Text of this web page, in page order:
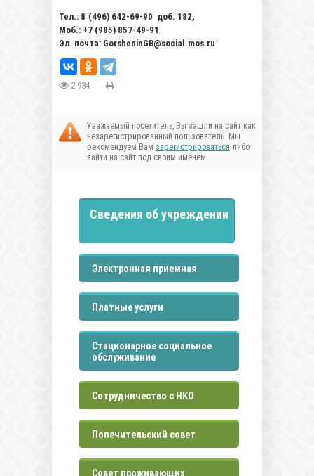
Тел.: 8 (496) 642-69-90 доб. 182,
Моб.: +7 (985) 857-49-91
Эл. почта: GorsheninGB@social.mos.ru
2 934
Уважаемый посетитель, Вы зашли на сайт как
незарегистрированный пользователь. Мы
рекомендуем Вам зарегистрироваться либо
зайти на сайт под своим именем.
Сведения об учреждении
Электронная приемная
Платные услуги
Стационарное социальное
обслуживание
Сотрудничество с НКО
Попечительский совет
Совет проживающих